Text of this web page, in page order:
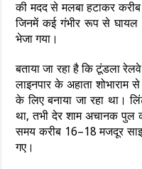
की मदद से मलबा हटाकर करीब
जिनमें कई गंभीर रूप से
भेजा गया।
बताया जा रहा है कि टूंडला
लाइनपार के अहाता
के लिए बनाया जा रहा था।
था, तभी देर शाम अचानक पुल
समय करीब 16–18 मजदूर
गए।